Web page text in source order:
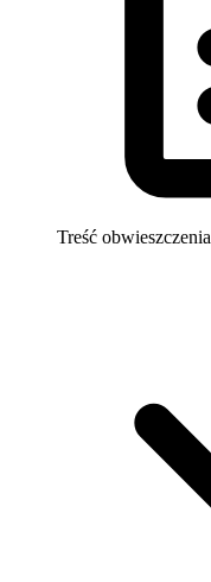
Treść obwieszczenia